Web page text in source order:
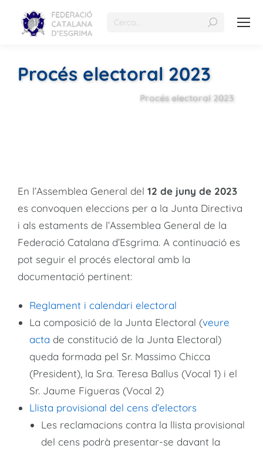
Procés electoral 2023
Procés electoral 2023
En l’Assemblea General del 12 de juny de 2023
es convoquen eleccions per a la Junta Directiva
i als estaments de l’Assemblea General de la
Federació Catalana d’Esgrima. A continuació es
pot seguir el procés electoral amb la
documentació pertinent:
Reglament i calendari electoral
La composició de la Junta Electoral (veure
acta de constitució de la Junta Electoral)
queda formada pel Sr. Massimo Chicca
(President), la Sra. Teresa Ballus (Vocal 1) i el
Sr. Jaume Figueras (Vocal 2)
Llista provisional del cens d’electors
Les reclamacions contra la llista provisional
del cens podrà presentar-se davant la